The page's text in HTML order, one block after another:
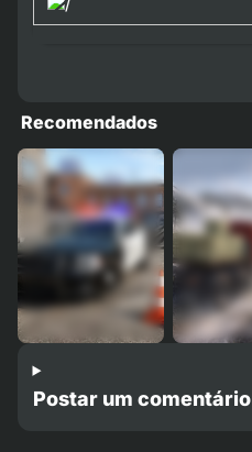
Recomendados
Postar um comentário